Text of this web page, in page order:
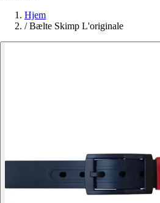
Hjem
/ Bælte Skimp L'originale